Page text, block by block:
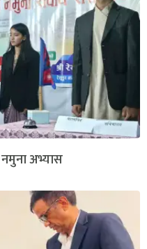
नमुना अभ्यास